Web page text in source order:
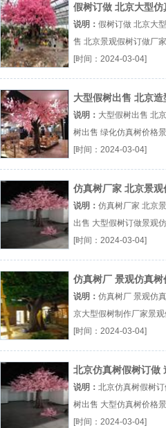
假树订做 北京大型仿
北京景观假树订做厂
说明： 假树订做 北京大
售 北京景观假树订做厂
树厂大型假树出售厂造型
厂（...『景观仿真树厂』
[时间：2024-03-04]
大型假树出售 北京造
出售 绿化仿真树价格
说明： 大型假树出售 北
树出售 绿化仿真树价格
厂大型假树设计价格仿真
厂（...『景观仿真树厂』
[时间：2024-03-04]
仿真树厂家 北京景观
售 大型假树订做
说明： 仿真树厂家 北京
出售 大型假树订做景观
造型假树厂大型仿真假树
『景观仿真树订做』
[时间：2024-03-04]
仿真树厂 景观仿真树
大型假树制作厂家
说明： 仿真树厂 景观仿
京大型假树制作厂家景
树出售厂假树出售价格厂
假树厂』
[时间：2024-03-04]
北京仿真树假树订做
出售 大型仿真树价格
说明： 北京仿真树假树
树出售 大型仿真树价格
造型仿真树大型假树出售
[时间：2024-03-04]